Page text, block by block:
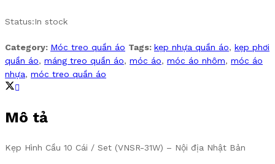
Status:In stock
Category: Móc treo quần áo Tags: kẹp nhựa quần áo, kẹp phơi
quần áo, máng treo quần áo, móc áo, móc áo nhôm, móc áo
nhựa, móc treo quần áo
Mô tả
Kẹp Hình Cầu 10 Cái / Set (VNSR-31W) – Nội địa Nhật Bản